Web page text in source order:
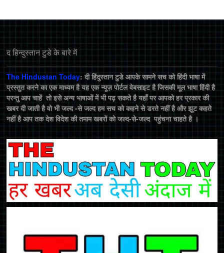
द हिन्‍दुस्‍तान टुडे के बारे में
The Hindustan Today: दी हिंदुस्तान टुडे आपके सामने सच को हिंदी भाषा में
प्रस्तुत करने का एक माध्यम है यह एक न्यूज़ पोर्टल वेबसाइट है जिसकी मूल भाषा हिंदी है
परन्तु आप चाहें तो इसे अन्य भाषाओं में भी पढ़ सकते है यहाँ पर आपको हर प्रकार की
खबर दी जाती है वो भी जल्द -से जल्द हम सच को कहने से डरते नहीं है और झूट कहते
नहीं है आप तक देश विदेश की तमाम खबरों को जल्द-से-जल्द पहुंचना चाहते है ।